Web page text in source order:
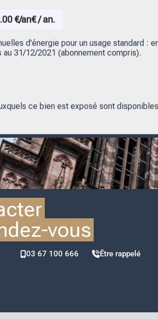
€/an€ / an.
d'énergie pour un usage standard :
31/12/2021 (abonnement compris).
ce bien est exposé sont
vous
03 67 100 666 Être rappelé